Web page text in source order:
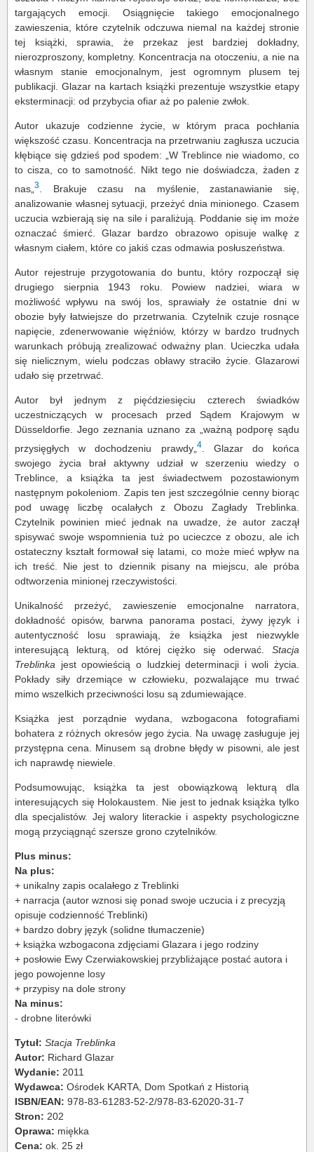
targających emocji. Osiągnięcie takiego emocjonalnego
zawieszenia, które czytelnik odczuwa niemal na każdej stronie
tej książki, sprawia, że przekaz jest bardziej dokładny,
nierozproszony, kompletny. Koncentracja na otoczeniu, a nie na
własnym stanie emocjonalnym, jest ogromnym plusem tej
publikacji. Glazar na kartach książki prezentuje wszystkie etapy
eksterminacji: od przybycia ofiar aż po palenie zwłok.
Autor ukazuje codzienne życie, w którym praca pochłania
większość czasu. Koncentracja na przetrwaniu zagłusza uczucia
kłębiące się gdzieś pod spodem: „W Treblince nie wiadomo, co
to cisza, co to samotność. Nikt tego nie doświadcza, żaden z
nas„ 3
. Brakuje czasu na myślenie, zastanawianie się,
analizowanie własnej sytuacji, przeżyć dnia minionego. Czasem
uczucia wzbierają się na sile i paraliżują. Poddanie się im może
oznaczać śmierć. Glazar bardzo obrazowo opisuje walkę z
własnym ciałem, które co jakiś czas odmawia posłuszeństwa.
Autor rejestruje przygotowania do buntu, który rozpoczął się
drugiego sierpnia 1943 roku. Powiew nadziei, wiara w
możliwość wpływu na swój los, sprawiały że ostatnie dni w
obozie były łatwiejsze do przetrwania. Czytelnik czuje rosnące
napięcie, zdenerwowanie więźniów, którzy w bardzo trudnych
warunkach próbują zrealizować odważny plan. Ucieczka udała
się nielicznym, wielu podczas obławy straciło życie. Glazarowi
udało się przetrwać.
Autor był jednym z pięćdziesięciu czterech świadków
uczestniczących w procesach przed Sądem Krajowym w
Düsseldorfie. Jego zeznania uznano za „ważną podporę sądu
przysięgłych w dochodzeniu prawdy„ 4. Glazar do końca
swojego życia brał aktywny udział w szerzeniu wiedzy o
Treblince, a książka ta jest świadectwem pozostawionym
następnym pokoleniom. Zapis ten jest szczególnie cenny biorąc
pod uwagę liczbę ocalałych z Obozu Zagłady Treblinka.
Czytelnik powinien mieć jednak na uwadze, że autor zaczął
spisywać swoje wspomnienia tuż po ucieczce z obozu, ale ich
ostateczny kształt formował się latami, co może mieć wpływ na
ich treść. Nie jest to dziennik pisany na miejscu, ale próba
odtworzenia minionej rzeczywistości.
Unikalność przeżyć, zawieszenie emocjonalne narratora,
dokładność opisów, barwna panorama postaci, żywy język i
autentyczność losu sprawiają, że książka jest niezwykle
interesującą lekturą, od której ciężko się oderwać. Stacja
Treblinka jest opowieścią o ludzkiej determinacji i woli życia.
Pokłady siły drzemiące w człowieku, pozwalające mu trwać
mimo wszelkich przeciwności losu są zdumiewające.
Książka jest porządnie wydana, wzbogacona fotografiami
bohatera z różnych okresów jego życia. Na uwagę zasługuje jej
przystępna cena. Minusem są drobne błędy w pisowni, ale jest
ich naprawdę niewiele.
Podsumowując, książka ta jest obowiązkową lekturą dla
interesujących się Holokaustem. Nie jest to jednak książka tylko
dla specjalistów. Jej walory literackie i aspekty psychologiczne
mogą przyciągnąć szersze grono czytelników.
Plus minus:
Na plus:
+ unikalny zapis ocalałego z Treblinki
+ narracja (autor wznosi się ponad swoje uczucia i z precyzją
opisuje codzienność Treblinki)
+ bardzo dobry język (solidne tłumaczenie)
+ książka wzbogacona zdjęciami Glazara i jego rodziny
+ posłowie Ewy Czerwiakowskiej przybliżające postać autora i
jego powojenne losy
+ przypisy na dole strony
Na minus:
- drobne literówki
Tytuł: Stacja Treblinka
Autor: Richard Glazar
Wydanie: 2011
Wydawca: Ośrodek KARTA, Dom Spotkań z Historią
ISBN/EAN: 978-83-61283-52-2/978-83-62020-31-7
Stron: 202
Oprawa: miękka
Cena: ok. 25 zł